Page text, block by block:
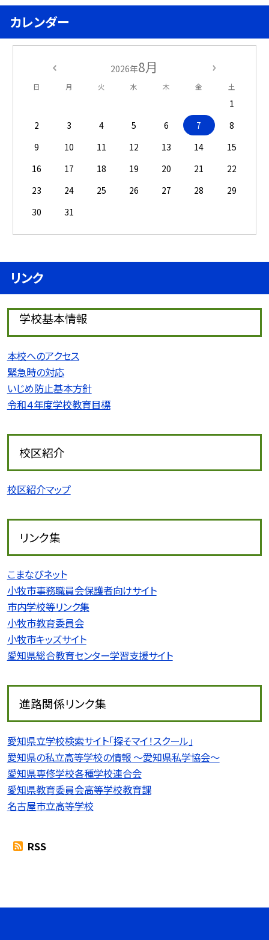
カレンダー
2026年8月
日 月 火 水 木 金 土
1
2
3 4 5 6 7
8
9
10 11 12 13 14
15
16
17 18 19 20 21
22
23
24 25 26 27 28
29
30
31
リンク
学校基本情報
本校へのアクセス
緊急時の対応
いじめ防止基本方針
令和４年度学校教育目標
校区紹介
校区紹介マップ
リンク集
こまなびネット
小牧市事務職員会保護者向けサイト
市内学校等リンク集
小牧市教育委員会
小牧市キッズサイト
愛知県総合教育センター学習支援サイト
進路関係リンク集
愛知県立学校検索サイト「探そマイ！スクール」
愛知県の私立高等学校の情報 〜愛知県私学協会〜
愛知県専修学校各種学校連合会
愛知県教育委員会高等学校教育課
名古屋市立高等学校
RSS